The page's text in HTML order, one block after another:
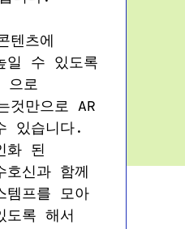
텐츠에
일 수 있도록
으로
것만으로 AR
있습니다.
화 된
신과 함께
템프를 모아
도록 해서